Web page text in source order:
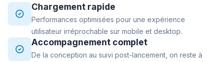
Chargement rapide
Performances optimisées pour une expérience
utilisateur irréprochable sur mobile et desktop.
Accompagnement complet
De la conception au suivi post-lancement, on reste à